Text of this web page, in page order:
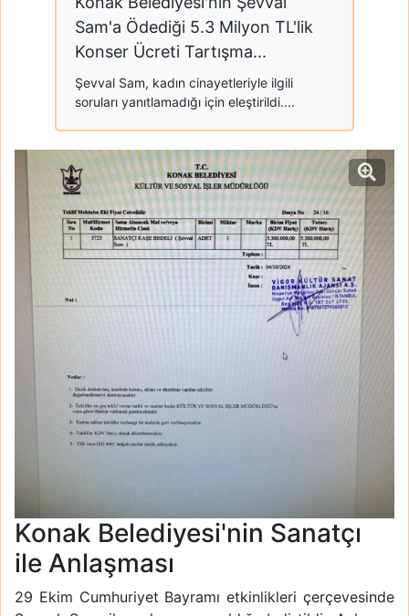
Sam'a Ödediği 5.3 Milyon TL'lik
Konser Ücreti Tartışma...
Şevval Sam, kadın cinayetleriyle ilgili
soruları yanıtlamadığı için eleştirildi....
Konak Belediyesi'nin Sanatçı
ile Anlaşması
29 Ekim Cumhuriyet Bayramı etkinlikleri çerçevesinde